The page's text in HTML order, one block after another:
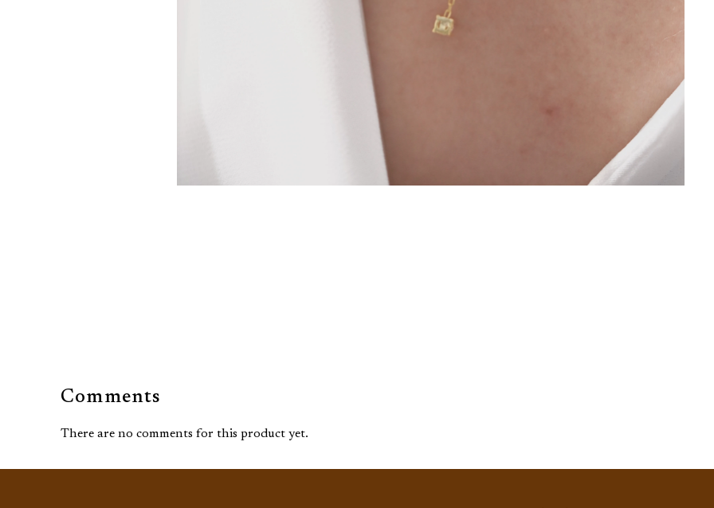
Comments
There are no comments for this product yet.